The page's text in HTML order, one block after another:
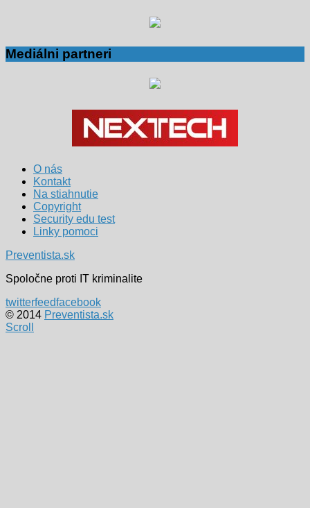
Mediálni partneri
O nás
Kontakt
Na stiahnutie
Copyright
Security edu test
Linky pomoci
Preventista.sk
Spoločne proti IT kriminalite
twitterfeedfacebook
© 2014 Preventista.sk
Scroll